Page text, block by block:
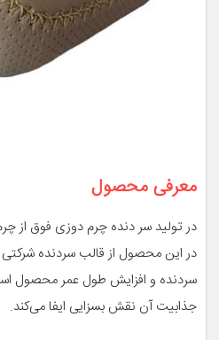
معرفی محصول
در تولید سر دنده چرم دوزی فوق از
در این محصول از قالب سردنده
سردنده و افزایش طول عمر محصول
جذابیت آن نقش بسزایی ایفا می‌کند.